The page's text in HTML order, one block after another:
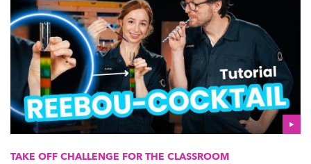
TAKE OFF CHALLENGE FOR THE CLASSROOM